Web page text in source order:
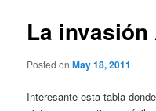
La
Posted onMay 18, 2011
Interesante esta tabla